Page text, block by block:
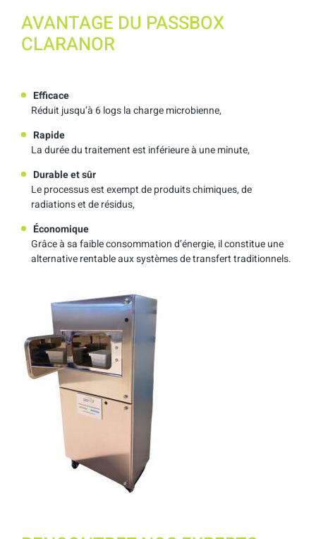
AVANTAGE DU PASSBOX
CLARANOR
Efficace
Réduit jusqu’à 6 logs la charge microbienne,
Rapide
La durée du traitement est inférieure à une minute,
Durable et sûr
Le processus est exempt de produits chimiques, de
radiations et de résidus,
Économique
Grâce à sa faible consommation d’énergie, il constitue une
alternative rentable aux systèmes de transfert traditionnels.